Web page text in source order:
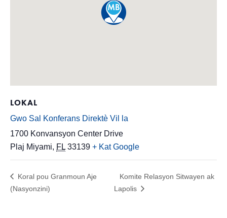
LOKAL
Gwo Sal Konferans Direktè Vil la
1700 Konvansyon Center Drive
Plaj Miyami, FL 33139 + Kat Google
Koral pou Granmoun Aje
(Nasyonzini)
Komite Relasyon Sitwayen ak
Lapolis